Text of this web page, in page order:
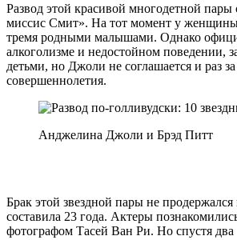
Развод этой красивой многодетной
миссис Смит». На тот момент у женщины
тремя родными малышами. Однако
алкоголизме и недостойном поведении,
детьми, но Джоли не соглашается и раз
совершеннолетия.
Анджелина Джоли и Брэд Питт
Брак этой звездной пары не
составила 23 года. Актеры
фотографом Тасей Ван Ри. Но спустя